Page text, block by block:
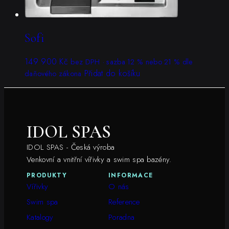
Sofi
149 900 Kč bez DPH · sazba 12 % nebo 21 % dle
daňového zákona Přidat do košíku
IDOL SPAS
IDOL SPAS - Česká výroba
Venkovní a vnitřní vířivky a swim spa bazény.
PRODUKTY
Vířivky
Swim spa
Katalogy
INFORMACE
O nás
Reference
Poradna